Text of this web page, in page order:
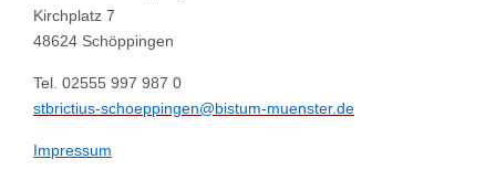
Kirchplatz 7
48624 Schöppingen
Tel. 02555 997 987 0
stbrictius-schoeppingen@bistum-muenster.de
Impressum